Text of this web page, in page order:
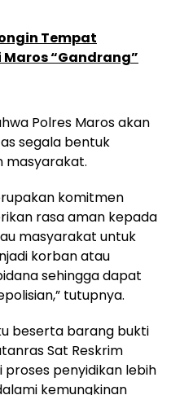
Tempat
“Gandrang”
Polres Maros akan
segala bentuk
masyarakat.
komitmen
rasa aman kepada
masyarakat untuk
korban atau
sehingga dapat
tutupnya.
beserta barang bukti
Sat Reskrim
proses penyidikan lebih
kemungkinan